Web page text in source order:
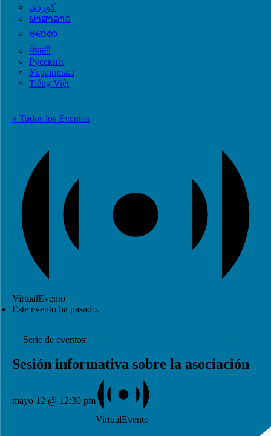
ພາສາລາວ
ဗမာစာ
नेपाली
Русский
Українська
Tiếng Việt
« Todos los Eventos
VirtualEvento
Este evento ha pasado.
Serie de eventos:
Sesión informativa sobre la asociación
mayo 12 @ 12:30 pm
VirtualEvento